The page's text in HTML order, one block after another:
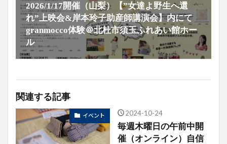
2026/1/17開催（山梨）【”女達よ野生へ還
れ”上映会&岸本玲子助産師講演会】内にて
granmocco体験＠北杜市須玉ふれあい館ホー
ル
関連する記事
イベント 2024-10-24
毎週木曜日の午前中開
催（オンライン）自信